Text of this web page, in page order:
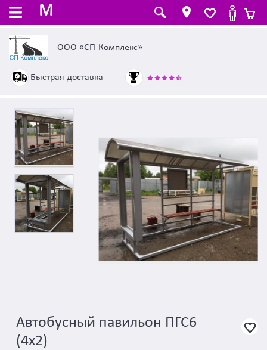
M
ООО «СП-Комплекс»
Быстрая доставка
Автобусный павильон ПГС6
(4х2)